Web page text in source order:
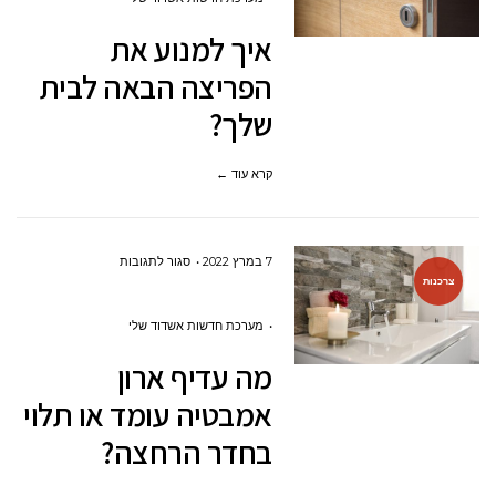
הפריצה
הבאה
איך למנוע את
הפריצה הבאה לבית
שלך?
קרא עוד ←
צרכנות
7 במרץ 2022 סגור לתגובותעל
עומד
או
מערכת חדשות אשדוד שלי
מה עדיף ארון
אמבטיה עומד או תלוי
בחדר הרחצה?